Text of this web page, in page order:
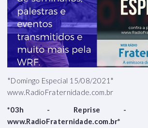
*Domingo Especial 15/08/2021*
www.RadioFraternidade.com.br
*03h - Reprise -
www.RadioFraternidade.com.br*